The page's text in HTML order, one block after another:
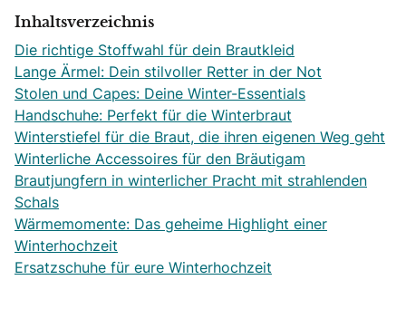
Inhaltsverzeichnis
Die richtige Stoffwahl für dein Brautkleid
Lange Ärmel: Dein stilvoller Retter in der Not
Stolen und Capes: Deine Winter-Essentials
Handschuhe: Perfekt für die Winterbraut
Winterstiefel für die Braut, die ihren eigenen Weg geht
Winterliche Accessoires für den Bräutigam
Brautjungfern in winterlicher Pracht mit strahlenden
Schals
Wärmemomente: Das geheime Highlight einer
Winterhochzeit
Ersatzschuhe für eure Winterhochzeit